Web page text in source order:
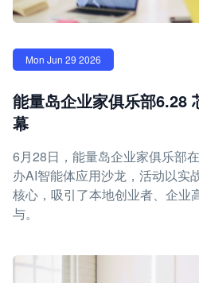
Mon Jun 29 2026
能量岛企业家俱乐部6.28
幕
6月28日，能量岛企业家俱乐部
办AI智能体应用沙龙，活动以实
核心，吸引了本地创业者、企业
与。